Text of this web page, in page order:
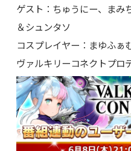
ゲスト：ちゅうにー、まみ
＆シュンタソ
コスプレイヤー：まゆふぁ
ヴァルキリーコネクトプロ